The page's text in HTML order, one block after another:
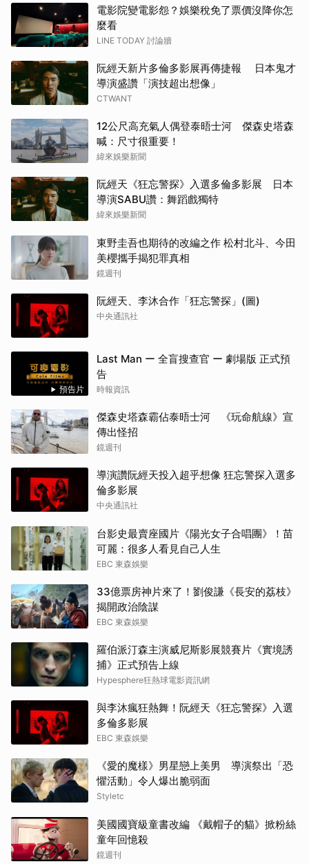
電影院變電影怨？娛樂稅免了票價沒降你怎
麼看
LINE TODAY 討論牆
阮經天新片多倫多影展再傳捷報 日本鬼才
導演盛讚「演技超出想像」
CTWANT
12公尺高充氣人偶登泰晤士河 傑森史塔森
喊：尺寸很重要！
緯來娛樂新聞
阮經天《狂忘警探》入選多倫多影展 日本
導演SABU讚：舞蹈戲獨特
緯來娛樂新聞
東野圭吾也期待的改編之作 松村北斗、今田
美櫻攜手揭犯罪真相
鏡週刊
阮經天、李沐合作「狂忘警探」(圖)
中央通訊社
預告片
Last Man ー 全盲搜查官 ー 劇場版 正式預
告
時報資訊
傑森史塔森霸佔泰晤士河 《玩命航線》宣
傳出怪招
鏡週刊
導演讚阮經天投入超乎想像 狂忘警探入選多
倫多影展
中央通訊社
台影史最賣座國片《陽光女子合唱團》！苗
可麗：很多人看見自己人生
EBC 東森娛樂
33億票房神片來了！劉俊謙《長安的荔枝》
揭開政治陰謀
EBC 東森娛樂
羅伯派汀森主演威尼斯影展競賽片《實境誘
捕》正式預告上線
Hypesphere狂熱球電影資訊網
與李沐瘋狂熱舞！阮經天《狂忘警探》入選
多倫多影展
EBC 東森娛樂
《愛的魔樣》男星戀上美男 導演祭出「恐
懼活動」令人爆出脆弱面
Styletc
美國國寶級童書改編 《戴帽子的貓》掀粉絲
童年回憶殺
鏡週刊